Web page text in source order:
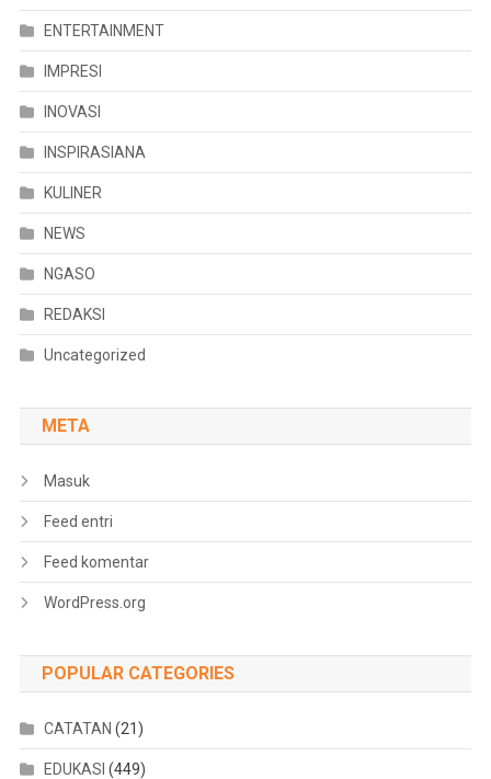
ENTERTAINMENT
IMPRESI
INOVASI
INSPIRASIANA
KULINER
NEWS
NGASO
REDAKSI
Uncategorized
META
Masuk
Feed entri
Feed komentar
WordPress.org
POPULAR CATEGORIES
CATATAN (21)
EDUKASI (449)